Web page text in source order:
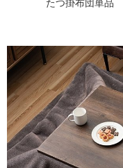
たつ掛布団単品